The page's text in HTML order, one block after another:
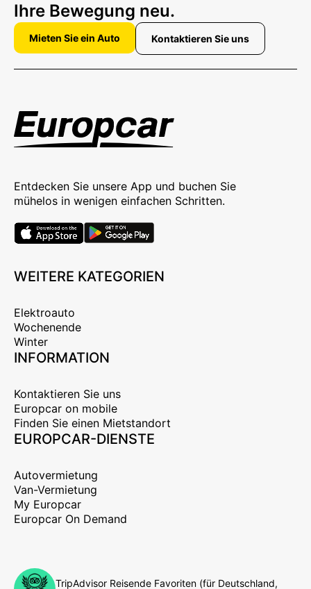
Ihre Bewegung neu.
Mieten Sie ein Auto Kontaktieren Sie uns
Entdecken Sie unsere App und buchen Sie
mühelos in wenigen einfachen Schritten.
WEITERE KATEGORIEN
Elektroauto
Wochenende
Winter
INFORMATION
Kontaktieren Sie uns
Europcar on mobile
Finden Sie einen Mietstandort
EUROPCAR-DIENSTE
Autovermietung
Van-Vermietung
My Europcar
Europcar On Demand
TripAdvisor Reisende Favoriten (für Deutschland,